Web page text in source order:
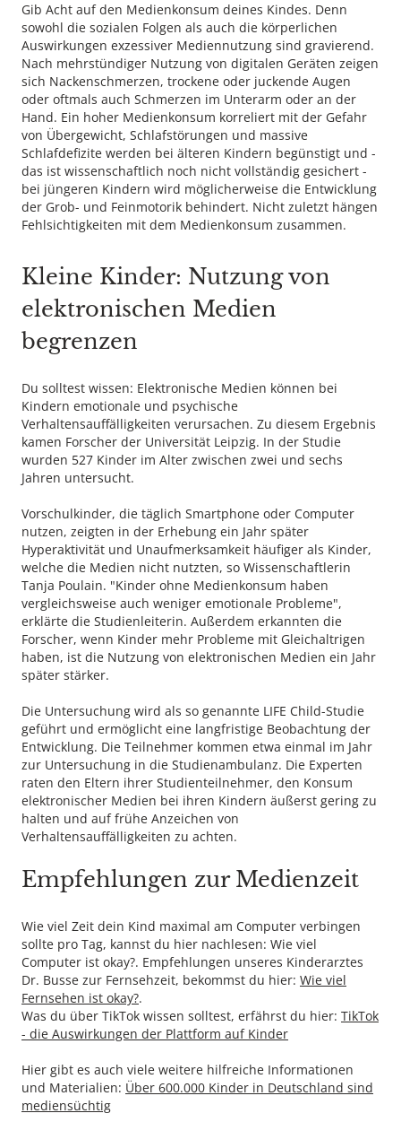
Gib Acht auf den Medienkonsum deines Kindes. Denn
sowohl die sozialen Folgen als auch die körperlichen
Auswirkungen exzessiver Mediennutzung sind gravierend.
Nach mehrstündiger Nutzung von digitalen Geräten zeigen
sich Nackenschmerzen, trockene oder juckende Augen
oder oftmals auch Schmerzen im Unterarm oder an der
Hand. Ein hoher Medienkonsum korreliert mit der Gefahr
von Übergewicht, Schlafstörungen und massive
Schlafdefizite werden bei älteren Kindern begünstigt und -
das ist wissenschaftlich noch nicht vollständig gesichert -
bei jüngeren Kindern wird möglicherweise die Entwicklung
der Grob- und Feinmotorik behindert. Nicht zuletzt hängen
Fehlsichtigkeiten mit dem Medienkonsum zusammen.
Kleine Kinder: Nutzung von
elektronischen Medien
begrenzen
Du solltest wissen: Elektronische Medien können bei
Kindern emotionale und psychische
Verhaltensauffälligkeiten verursachen. Zu diesem Ergebnis
kamen Forscher der Universität Leipzig. In der Studie
wurden 527 Kinder im Alter zwischen zwei und sechs
Jahren untersucht.
Vorschulkinder, die täglich Smartphone oder Computer
nutzen, zeigten in der Erhebung ein Jahr später
Hyperaktivität und Unaufmerksamkeit häufiger als Kinder,
welche die Medien nicht nutzten, so Wissenschaftlerin
Tanja Poulain. "Kinder ohne Medienkonsum haben
vergleichsweise auch weniger emotionale Probleme",
erklärte die Studienleiterin. Außerdem erkannten die
Forscher, wenn Kinder mehr Probleme mit Gleichaltrigen
haben, ist die Nutzung von elektronischen Medien ein Jahr
später stärker.
Die Untersuchung wird als so genannte LIFE Child-Studie
geführt und ermöglicht eine langfristige Beobachtung der
Entwicklung. Die Teilnehmer kommen etwa einmal im Jahr
zur Untersuchung in die Studienambulanz. Die Experten
raten den Eltern ihrer Studienteilnehmer, den Konsum
elektronischer Medien bei ihren Kindern äußerst gering zu
halten und auf frühe Anzeichen von
Verhaltensauffälligkeiten zu achten.
Empfehlungen zur Medienzeit
Wie viel Zeit dein Kind maximal am Computer verbingen
sollte pro Tag, kannst du hier nachlesen: Wie viel
Computer ist okay?. Empfehlungen unseres Kinderarztes
Dr. Busse zur Fernsehzeit, bekommst du hier: Wie viel
Fernsehen ist okay?.
Was du über TikTok wissen solltest, erfährst du hier: TikTok
- die Auswirkungen der Plattform auf Kinder
Hier gibt es auch viele weitere hilfreiche Informationen
und Materialien: Über 600.000 Kinder in Deutschland sind
mediensüchtig